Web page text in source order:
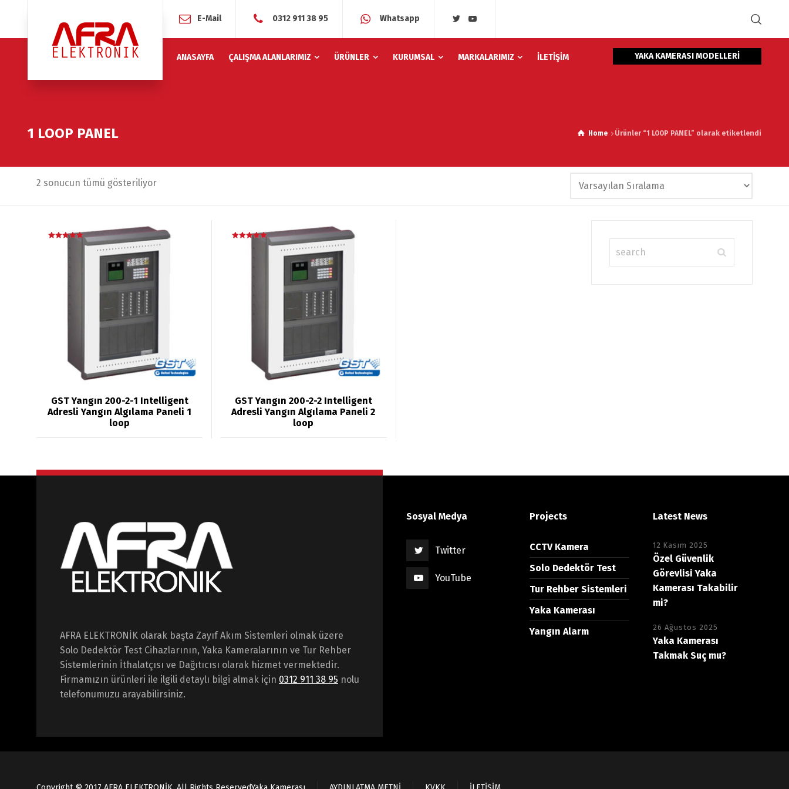
E-Mail 0312 911 38 95 Whatsapp
ANASAYFA ÇALIŞMA ALANLARIMIZ ÜRÜNLER KURUMSAL MARKALARIMIZ İLETİŞİM YAKA KAMERASI MODELLERİ
1 LOOP PANEL Home Ürünler “1 LOOP PANEL” olarak etiketlendi
2 sonucun tümü gösteriliyor
GST Yangın 200-2-1 Intelligent
Adresli Yangın Algılama Paneli 1
loop
GST Yangın 200-2-2 Intelligent
Adresli Yangın Algılama Paneli 2
loop
AFRA ELEKTRONİK olarak başta Zayıf Akım Sistemleri olmak üzere
Solo Dedektör Test Cihazlarının, Yaka Kameralarının ve Tur Rehber
Sistemlerinin İthalatçısı ve Dağıtıcısı olarak hizmet vermektedir.
Firmamızın ürünleri ile ilgili detaylı bilgi almak için 0312 911 38 95 nolu
telefonumuzu arayabilirsiniz.
Sosyal Medya
Twitter
YouTube
Projects
CCTV Kamera
Solo Dedektör Test
Tur Rehber Sistemleri
Yaka Kamerası
Yangın Alarm
Latest News
12 Kasım 2025
Özel Güvenlik
Görevlisi Yaka
Kamerası Takabilir
mi?
26 Ağustos 2025
Yaka Kamerası
Takmak Suç mu?